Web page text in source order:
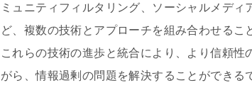
ミュニティフィルタリング、ソーシャルメデ
ど、複数の技術とアプローチを組み合わせるこ
これらの技術の進歩と統合により、より信頼
がら、情報過剰の問題を解決することができる